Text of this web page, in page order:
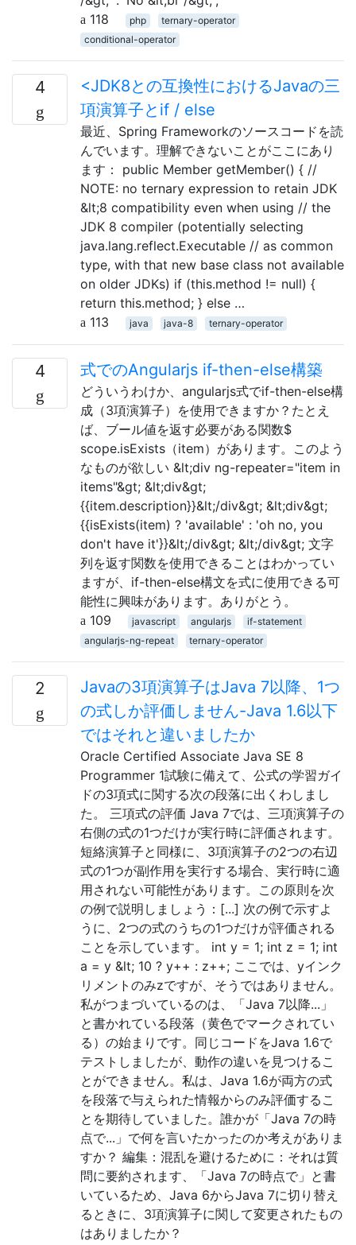
118
php
ternary-operator
conditional-operator
4
<JDK8との互換性におけるJavaの三
項演算子とif / else
最近、Spring Frameworkのソースコードを読
んでいます。理解できないことがここにあり
ます： public Member getMember() { //
NOTE: no ternary expression to retain JDK
&lt;8 compatibility even when using // the
JDK 8 compiler (potentially selecting
java.lang.reflect.Executable // as common
type, with that new base class not available
on older JDKs) if (this.method != null) {
return this.method; } else …
113
java java-8 ternary-operator
4 式でのAngularjs if-then-else構築
どういうわけか、angularjs式でif-then-else構
成（3項演算子）を使用できますか？たとえ
ば、ブール値を返す必要がある関数$
scope.isExists（item）があります。このよう
なものが欲しい &lt;div ng-repeater="item in
items"&gt; &lt;div&gt;
{{item.description}}&lt;/div&gt; &lt;div&gt;
{{isExists(item) ? 'available' : 'oh no, you
don't have it'}}&lt;/div&gt; &lt;/div&gt; 文字
列を返す関数を使用できることはわかってい
ますが、if-then-else構文を式に使用できる可
能性に興味があります。ありがとう。
109
javascript angularjs
if-statement
angularjs-ng-repeat
ternary-operator
2
Javaの3項演算子はJava 7以降、1つ
の式しか評価しません-Java 1.6以下
ではそれと違いましたか
Oracle Certified Associate Java SE 8
Programmer 1試験に備えて、公式の学習ガイ
ドの3項式に関する次の段落に出くわしまし
た。 三項式の評価 Java 7では、三項演算子の
右側の式の1つだけが実行時に評価されます。
短絡演算子と同様に、3項演算子の2つの右辺
式の1つが副作用を実行する場合、実行時に適
用されない可能性があります。この原則を次
の例で説明しましょう：[...] 次の例で示すよ
うに、2つの式のうちの1つだけが評価される
ことを示しています。 int y = 1; int z = 1; int
a = y &lt; 10 ? y++ : z++; ここでは、yインク
リメントのみzですが、そうではありません。
私がつまづいているのは、「Java 7以降...」
と書かれている段落（黄色でマークされてい
る）の始まりです。同じコードをJava 1.6で
テストしましたが、動作の違いを見つけるこ
とができません。私は、Java 1.6が両方の式
を段落で与えられた情報からのみ評価するこ
とを期待していました。誰かが「Java 7の時
点で...」で何を言いたかったのか考えがありま
すか？ 編集：混乱を避けるために：それは質
問に要約されます、「Java 7の時点で」と書
いているため、Java 6からJava 7に切り替え
るときに、3項演算子に関して変更されたもの
はありましたか？